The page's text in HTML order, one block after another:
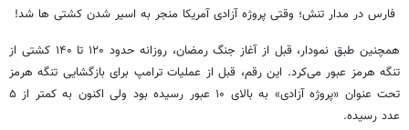
همچنین طبق نمودار، قبل از آغاز جنگ رمضان، روزانه حدود ۱۲۰ تا ۱۴۰ کشتی از
تنگه هرمز عبور می‌کرد. این رقم، قبل از عملیات ترامپ برای بازگشایی تنگه هرمز
تحت عنوان «پروژه آزادی» به بالای ۱۰ عبور رسیده بود ولی اکنون به کمتر از ۵
عدد رسیده.